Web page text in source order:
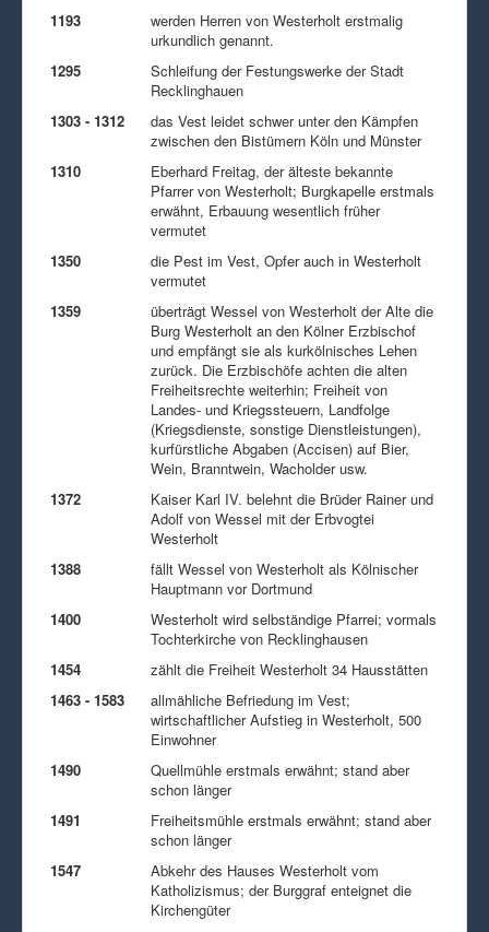
1193
werden Herren von Westerholt erstmalig
urkundlich genannt.
1295
Schleifung der Festungswerke der Stadt
Recklinghauen
1303 - 1312
das Vest leidet schwer unter den Kämpfen
zwischen den Bistümern Köln und Münster
1310
Eberhard Freitag, der älteste bekannte
Pfarrer von Westerholt; Burgkapelle erstmals
erwähnt, Erbauung wesentlich früher
vermutet
1350
die Pest im Vest, Opfer auch in Westerholt
vermutet
1359
überträgt Wessel von Westerholt der Alte die
Burg Westerholt an den Kölner Erzbischof
und empfängt sie als kurkölnisches Lehen
zurück. Die Erzbischöfe achten die alten
Freiheitsrechte weiterhin; Freiheit von
Landes- und Kriegssteuern, Landfolge
(Kriegsdienste, sonstige Dienstleistungen),
kurfürstliche Abgaben (Accisen) auf Bier,
Wein, Branntwein, Wacholder usw.
1372
Kaiser Karl IV. belehnt die Brüder Rainer und
Adolf von Wessel mit der Erbvogtei
Westerholt
1388
fällt Wessel von Westerholt als Kölnischer
Hauptmann vor Dortmund
1400
Westerholt wird selbständige Pfarrei; vormals
Tochterkirche von Recklinghausen
1454
zählt die Freiheit Westerholt 34 Hausstätten
1463 - 1583
allmähliche Befriedung im Vest;
wirtschaftlicher Aufstieg in Westerholt, 500
Einwohner
1490
Quellmühle erstmals erwähnt; stand aber
schon länger
1491
Freiheitsmühle erstmals erwähnt; stand aber
schon länger
1547
Abkehr des Hauses Westerholt vom
Katholizismus; der Burggraf enteignet die
Kirchengüter